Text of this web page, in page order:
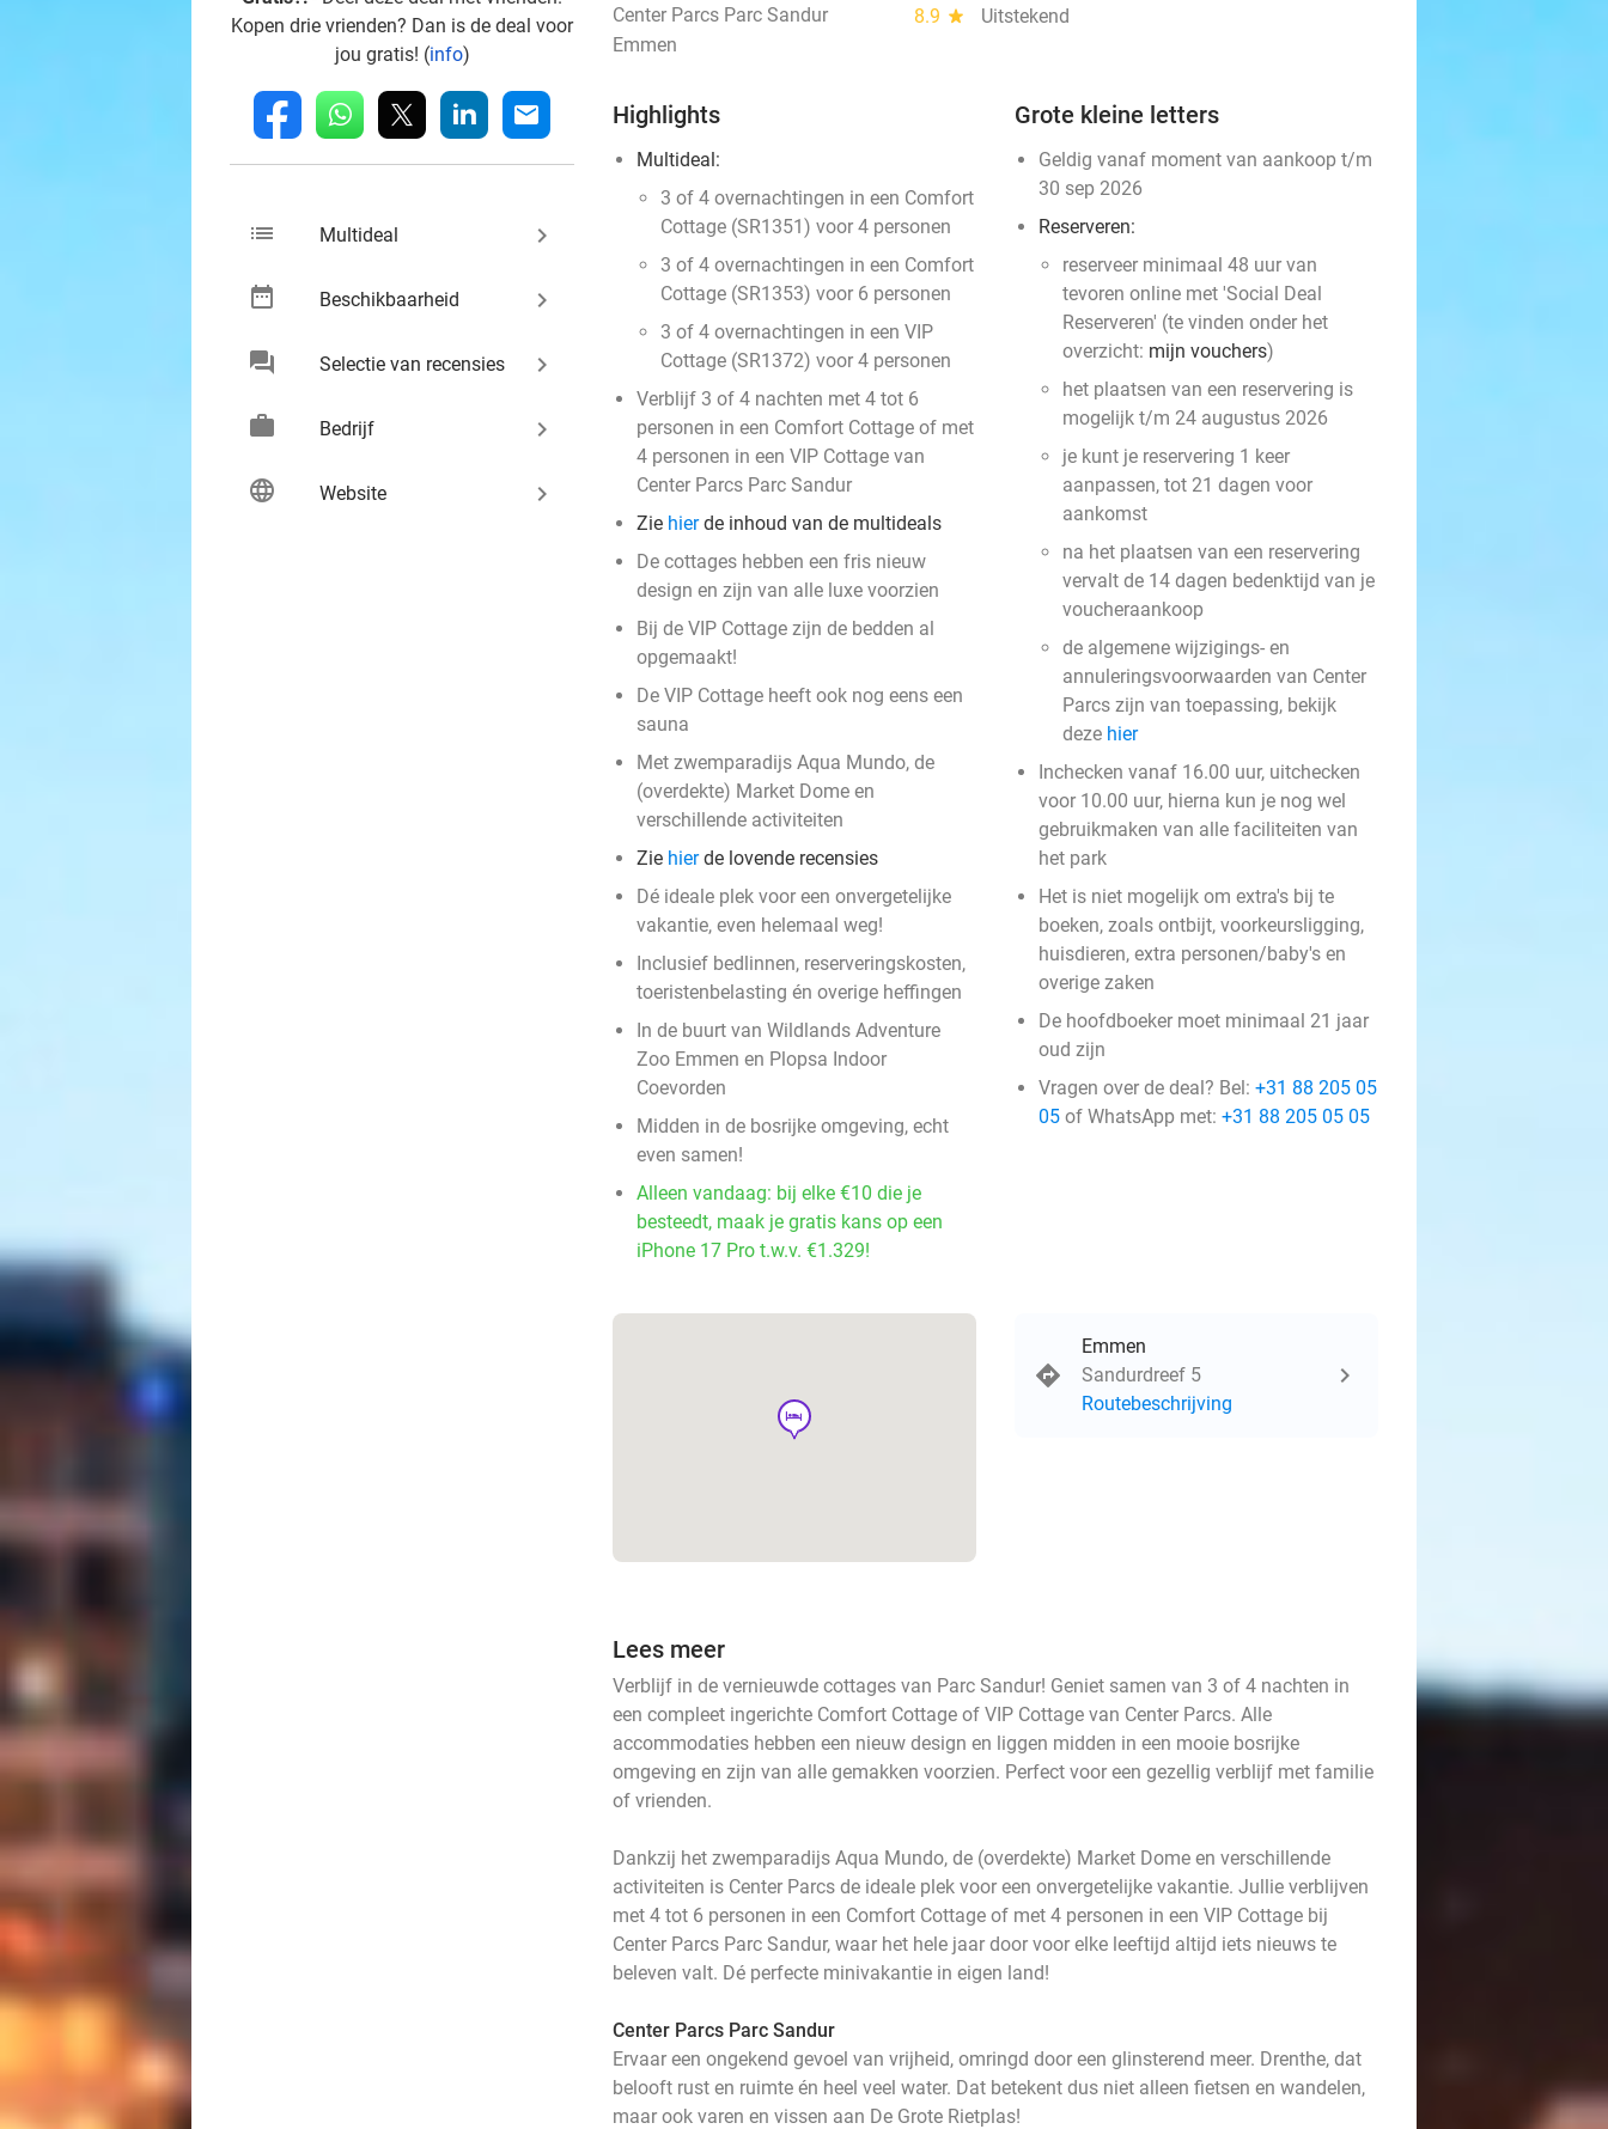
Kopen drie vrienden? Dan is de deal voor
jou gratis! (info)
fb whatsapp linkedin mail
list Multideal keyboard_arrow_right
date_range Beschikbaarheid keyboard_arrow_right
chat Selectie van recensies keyboard_arrow_right
work Bedrijf keyboard_arrow_right
language Website keyboard_arrow_right
Center Parcs Parc Sandur 8.9 star
Uitstekend
Emmen
Highlights
Multideal:
3 of 4 overnachtingen in een Comfort
Cottage (SR1351) voor 4 personen
3 of 4 overnachtingen in een Comfort
Cottage (SR1353) voor 6 personen
3 of 4 overnachtingen in een VIP
Cottage (SR1372) voor 4 personen
Verblijf 3 of 4 nachten met 4 tot 6
personen in een Comfort Cottage of met
4 personen in een VIP Cottage van
Center Parcs Parc Sandur
Zie hierde inhoud van de multideals
De cottages hebben een fris nieuw
design en zijn van alle luxe voorzien
Bij de VIP Cottage zijn de bedden al
opgemaakt!
De VIP Cottage heeft ook nog eens een
sauna
Met zwemparadijs Aqua Mundo, de
(overdekte) Market Dome en
verschillende activiteiten
Zie hierde lovende recensies
Dé ideale plek voor een onvergetelijke
vakantie, even helemaal weg!
Inclusief bedlinnen, reserveringskosten,
toeristenbelasting én overige heffingen
In de buurt van Wildlands Adventure
Zoo Emmen en Plopsa Indoor
Coevorden
Midden in de bosrijke omgeving, echt
even samen!
Alleen vandaag: bij elke €10 die je
besteedt, maak je gratis kans op een
iPhone 17 Pro t.w.v. €1.329!
Grote kleine letters
Geldig vanaf moment van aankoop t/m
30 sep 2026
Reserveren:
reserveer minimaal 48 uur van
tevoren online met 'Social Deal
Reserveren' (te vinden onder het
overzicht: mijn vouchers)
het plaatsen van een reservering is
mogelijk t/m 24 augustus 2026
je kunt je reservering 1 keer
aanpassen, tot 21 dagen voor
aankomst
na het plaatsen van een reservering
vervalt de 14 dagen bedenktijd van je
voucheraankoop
de algemene wijzigings- en
annuleringsvoorwaarden van Center
Parcs zijn van toepassing, bekijk
deze hier
Inchecken vanaf 16.00 uur, uitchecken
voor 10.00 uur, hierna kun je nog wel
gebruikmaken van alle faciliteiten van
het park
Het is niet mogelijk om extra's bij te
boeken, zoals ontbijt, voorkeursligging,
huisdieren, extra personen/baby's en
overige zaken
De hoofdboeker moet minimaal 21 jaar
oud zijn
Vragen over de deal? Bel: +31 88 205 05
05 of WhatsApp met: +31 88 205 05 05
hotel
Emmen
Sandurdreef 5
Routebeschrijving
Lees meer
Verblijf in de vernieuwde cottages van Parc Sandur! Geniet samen van 3 of 4 nachten in
een compleet ingerichte Comfort Cottage of VIP Cottage van Center Parcs. Alle
accommodaties hebben een nieuw design en liggen midden in een mooie bosrijke
omgeving en zijn van alle gemakken voorzien. Perfect voor een gezellig verblijf met familie
of vrienden.
Dankzij het zwemparadijs Aqua Mundo, de (overdekte) Market Dome en verschillende
activiteiten is Center Parcs de ideale plek voor een onvergetelijke vakantie. Jullie verblijven
met 4 tot 6 personen in een Comfort Cottage of met 4 personen in een VIP Cottage bij
Center Parcs Parc Sandur, waar het hele jaar door voor elke leeftijd altijd iets nieuws te
beleven valt. Dé perfecte minivakantie in eigen land!
Center Parcs Parc Sandur
Ervaar een ongekend gevoel van vrijheid, omringd door een glinsterend meer. Drenthe, dat
belooft rust en ruimte én heel veel water. Dat betekent dus niet alleen fietsen en wandelen,
maar ook varen en vissen aan De Grote Rietplas!